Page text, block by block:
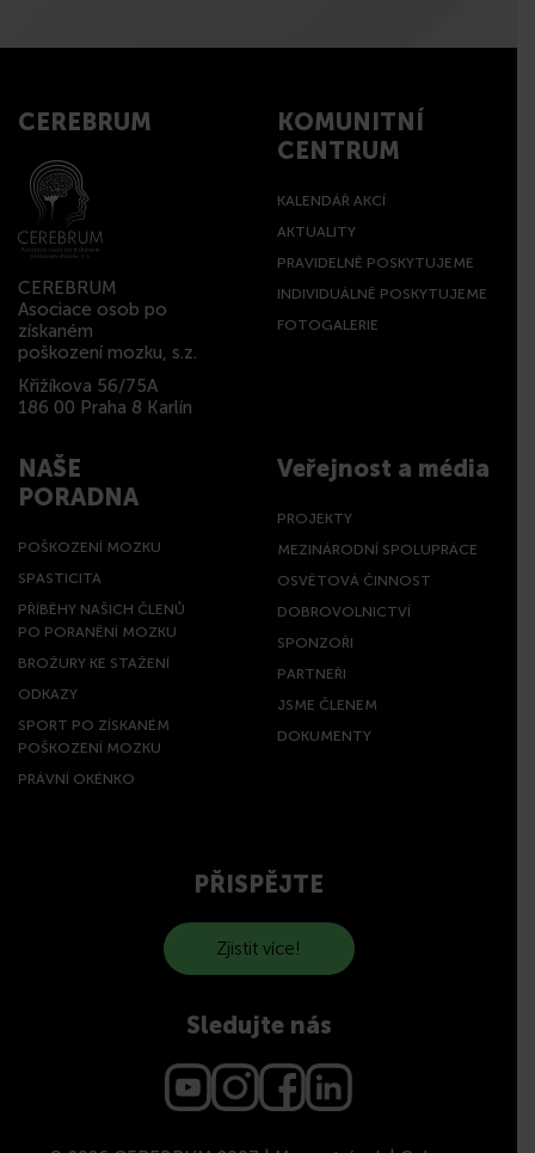
CEREBRUM
CEREBRUM
Asociace osob po
získaném
poškození mozku, s.z.
Křižíkova 56/75A
186 00 Praha 8 Karlín
KOMUNITNÍ
CENTRUM
KALENDÁŘ AKCÍ
AKTUALITY
PRAVIDELNĚ POSKYTUJEME
INDIVIDUÁLNĚ POSKYTUJEME
FOTOGALERIE
NAŠE
PORADNA
POŠKOZENÍ MOZKU
SPASTICITA
PŘÍBĚHY NAŠICH ČLENŮ
PO PORANĚNÍ MOZKU
BROŽURY KE STAŽENÍ
ODKAZY
SPORT PO ZÍSKANÉM
POŠKOZENÍ MOZKU
PRÁVNÍ OKÉNKO
Veřejnost a média
PROJEKTY
MEZINÁRODNÍ SPOLUPRÁCE
OSVĚTOVÁ ČINNOST
DOBROVOLNICTVÍ
SPONZOŘI
PARTNEŘI
JSME ČLENEM
DOKUMENTY
PŘISPĚJTE
Zjistit více!
Sledujte nás